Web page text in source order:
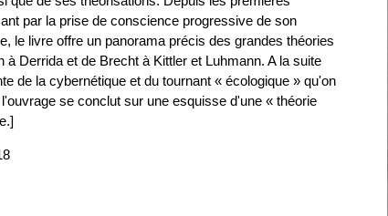
par la prise de conscience progressive de son
le livre offre un panorama précis des grandes théories
Derrida et de Brecht à Kittler et Luhmann. A la suite
de la cybernétique et du tournant « écologique » qu'on
se conclut sur une esquisse d'une « théorie